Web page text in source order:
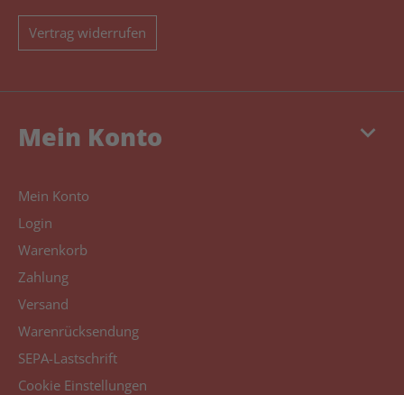
Vertrag widerrufen
keyboard_arrow_down
Mein Konto
Mein Konto
Login
Warenkorb
Zahlung
Versand
Warenrücksendung
SEPA-Lastschrift
Cookie Einstellungen